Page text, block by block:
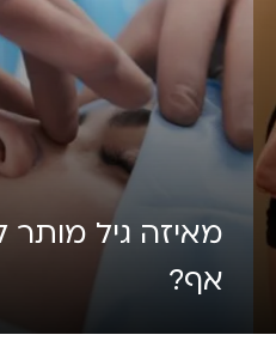
מאיזה גיל מותר
אף?